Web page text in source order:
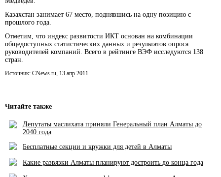
Казахстан занимает 67 место, поднявшись на одну позицию с
прошлого года.
Отметим, что индекс развитости ИКТ основан на комбинации
общедоступных статистических данных и результатов опроса
руководителей компаний. Всего в рейтинге ВЭФ исследуются 138
стран.
Источник: CNews.ru, 13 апр 2011
Читайте также
Депутаты маслихата приняли Генеральный план Алматы до
2040 года
Бесплатные секции и кружки для детей в Алматы
Какие развязки Алматы планируют достроить до конца года